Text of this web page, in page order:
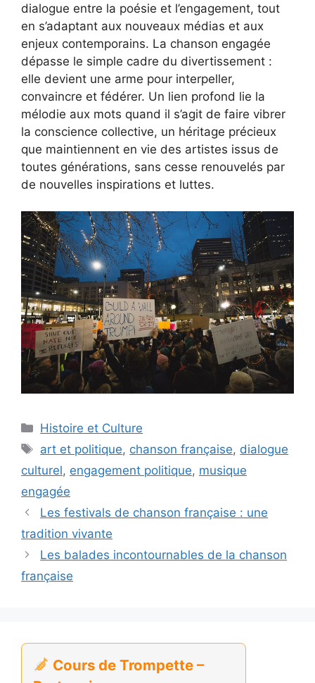
dialogue entre la poésie et l’engagement, tout
en s’adaptant aux nouveaux médias et aux
enjeux contemporains. La chanson engagée
dépasse le simple cadre du divertissement :
elle devient une arme pour interpeller,
convaincre et fédérer. Un lien profond lie la
mélodie aux mots quand il s’agit de faire vibrer
la conscience collective, un héritage précieux
que maintiennent en vie des artistes issus de
toutes générations, sans cesse renouvelés par
de nouvelles inspirations et luttes.
Catégories
Histoire et Culture
Étiquettes
art et politique, chanson française, dialogue
culturel, engagement politique, musique
engagée
Les festivals de chanson française : une
tradition vivante
Les balades incontournables de la chanson
française
Cours de Trompette –